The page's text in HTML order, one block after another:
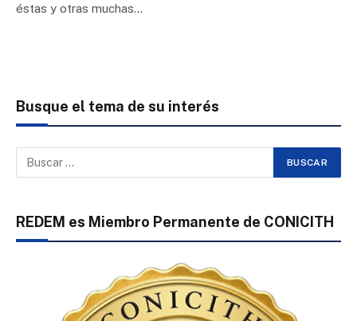
éstas y otras muchas…
Busque el tema de su interés
REDEM es Miembro Permanente de CONICITH